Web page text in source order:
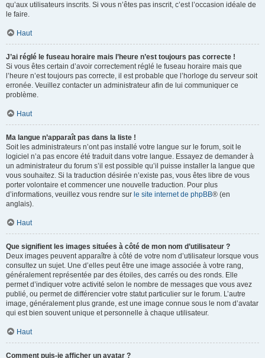
qu’aux utilisateurs inscrits. Si vous n’êtes pas inscrit, c’est l’occasion idéale de
le faire.
Haut
J’ai réglé le fuseau horaire mais l’heure n’est toujours pas correcte !
Si vous êtes certain d’avoir correctement réglé le fuseau horaire mais que
l’heure n’est toujours pas correcte, il est probable que l’horloge du serveur soit
erronée. Veuillez contacter un administrateur afin de lui communiquer ce
problème.
Haut
Ma langue n’apparaît pas dans la liste !
Soit les administrateurs n’ont pas installé votre langue sur le forum, soit le
logiciel n’a pas encore été traduit dans votre langue. Essayez de demander à
un administrateur du forum s’il est possible qu’il puisse installer la langue que
vous souhaitez. Si la traduction désirée n’existe pas, vous êtes libre de vous
porter volontaire et commencer une nouvelle traduction. Pour plus
d’informations, veuillez vous rendre sur le site internet de phpBB® (en
anglais).
Haut
Que signifient les images situées à côté de mon nom d’utilisateur ?
Deux images peuvent apparaître à côté de votre nom d’utilisateur lorsque vous
consultez un sujet. Une d’elles peut être une image associée à votre rang,
généralement représentée par des étoiles, des carrés ou des ronds. Elle
permet d’indiquer votre activité selon le nombre de messages que vous avez
publié, ou permet de différencier votre statut particulier sur le forum. L’autre
image, généralement plus grande, est une image connue sous le nom d’avatar
qui est bien souvent unique et personnelle à chaque utilisateur.
Haut
Comment puis-je afficher un avatar ?